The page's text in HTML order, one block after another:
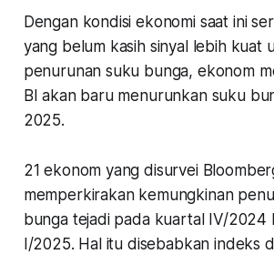
Dengan kondisi ekonomi saat ini
yang belum kasih sinyal lebih kuat
penurunan suku bunga, ekonom
BI akan baru menurunkan suku
2025.
21 ekonom yang disurvei
memperkirakan kemungkinan
bunga tejadi pada kuartal IV/2024
I/2025. Hal itu disebabkan indeks